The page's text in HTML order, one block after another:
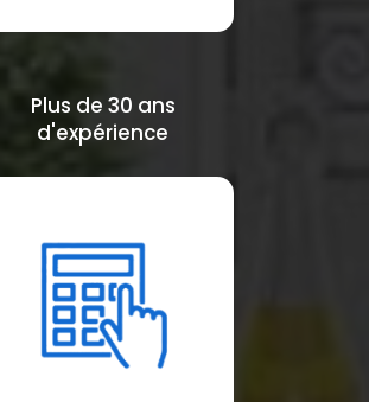
Plus de 30 ans
d'expérience